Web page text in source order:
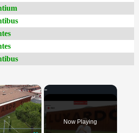
×
Now Playing